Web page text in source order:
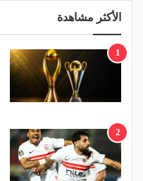
الأكثر مشاهدة
1
2